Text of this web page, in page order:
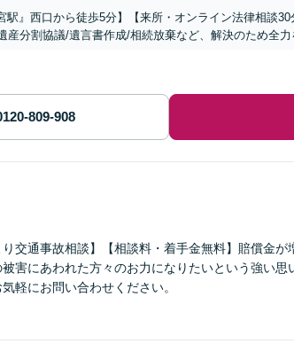
駅』西口から徒歩5分】【来所・オンライン法律相談
産分割協議/遺言書作成/相続放棄など、解決のため全力
り交通事故相談】【相談料・着手金無料】賠償金
害にあわれた方々のお力になりたいという強い思
軽にお問い合わせください。